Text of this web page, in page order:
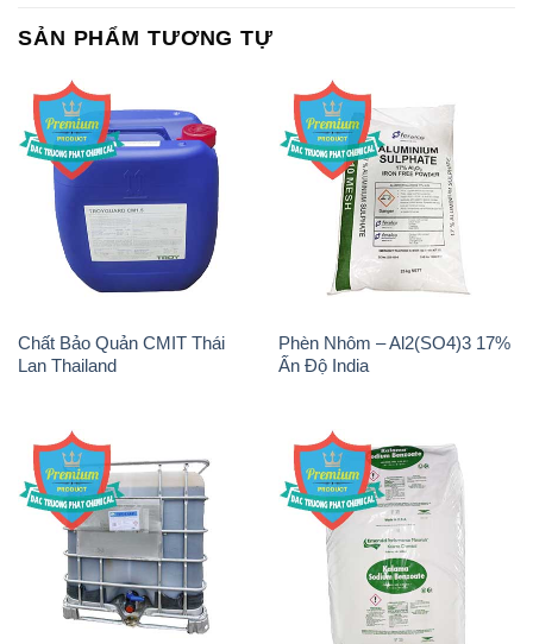
SẢN PHẨM TƯƠNG TỰ
Chất Bảo Quản CMIT Thái
Lan Thailand
Phèn Nhôm – Al2(SO4)3 17%
Ấn Độ India